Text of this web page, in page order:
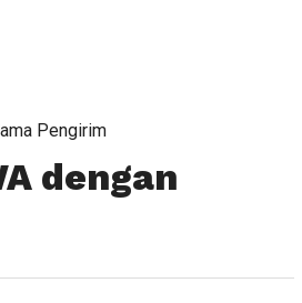
Pengirim
dengan